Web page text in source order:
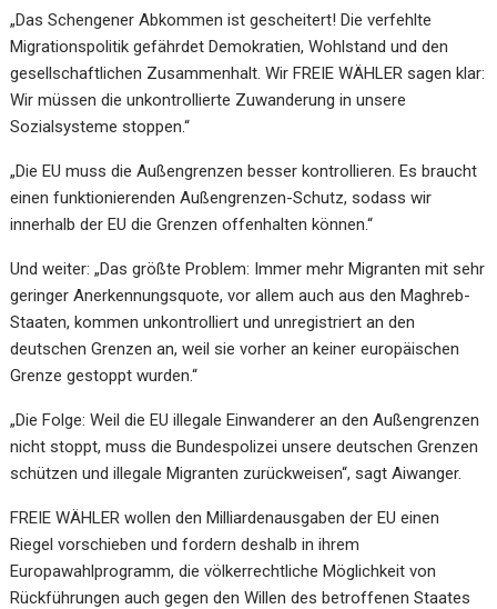
„Das Schengener Abkommen ist gescheitert! Die verfehlte
Migrationspolitik gefährdet Demokratien, Wohlstand und den
gesellschaftlichen Zusammenhalt. Wir FREIE WÄHLER sagen klar:
Wir müssen die unkontrollierte Zuwanderung in unsere
Sozialsysteme stoppen.“
„Die EU muss die Außengrenzen besser kontrollieren. Es braucht
einen funktionierenden Außengrenzen-Schutz, sodass wir
innerhalb der EU die Grenzen offenhalten können.“
Und weiter: „Das größte Problem: Immer mehr Migranten mit sehr
geringer Anerkennungsquote, vor allem auch aus den Maghreb-
Staaten, kommen unkontrolliert und unregistriert an den
deutschen Grenzen an, weil sie vorher an keiner europäischen
Grenze gestoppt wurden.“
„Die Folge: Weil die EU illegale Einwanderer an den Außengrenzen
nicht stoppt, muss die Bundespolizei unsere deutschen Grenzen
schützen und illegale Migranten zurückweisen“, sagt Aiwanger.
FREIE WÄHLER wollen den Milliardenausgaben der EU einen
Riegel vorschieben und fordern deshalb in ihrem
Europawahlprogramm, die völkerrechtliche Möglichkeit von
Rückführungen auch gegen den Willen des betroffenen Staates